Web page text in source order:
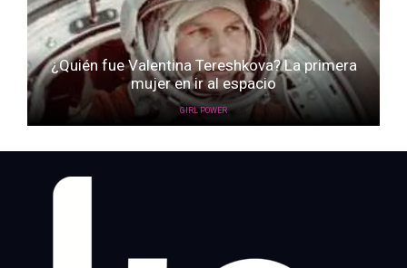
¿Quién fue Valentina Tereshkova? La primera
mujer en ir al espacio
GIRL POWER